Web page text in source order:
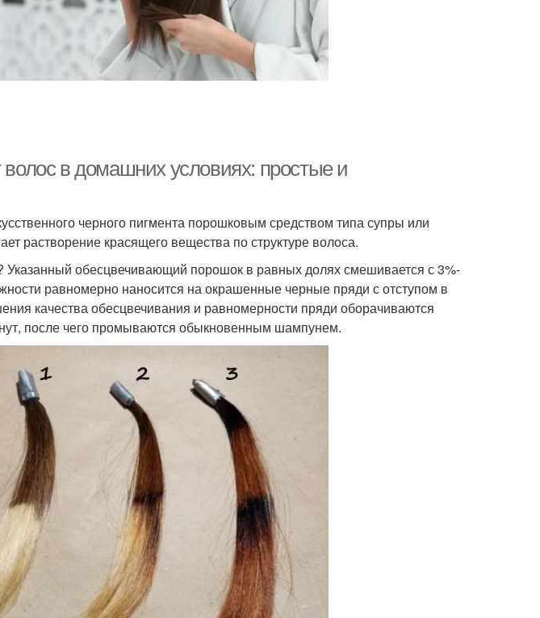
в домашних условиях: простые и
черного пигмента порошковым средством типа супры или
растворение красящего вещества по структуре волоса.
Указанный обесцвечивающий порошок в равных долях смешивается с 3%-
равномерно наносится на окрашенные черные пряди с отступом в
качества обесцвечивания и равномерности пряди оборачиваются
после чего промываются обыкновенным шампунем.